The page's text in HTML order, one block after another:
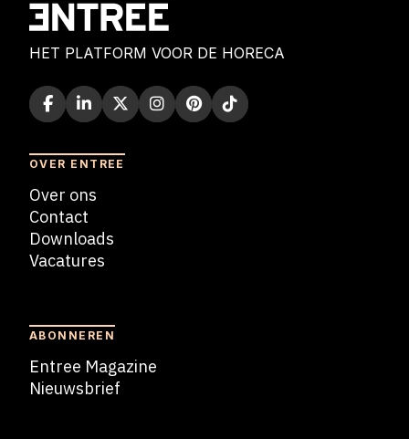
HET PLATFORM VOOR DE HORECA
OVER ENTREE
Over ons
Contact
Downloads
Vacatures
ABONNEREN
Entree Magazine
Nieuwsbrief